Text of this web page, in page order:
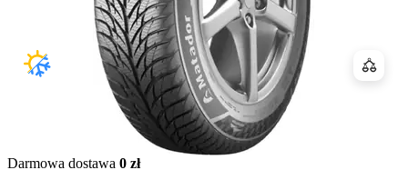
Darmowa dostawa 0 zł